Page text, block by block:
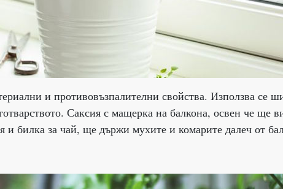
и противовъзпалителни свойства. Използва се
Саксия с мащерка на балкона, освен че ще
и билка за чай, ще държи мухите и комарите далеч от